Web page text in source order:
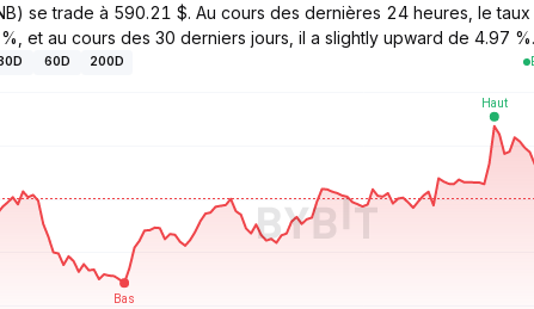
se trade à 590.21 $. Au cours des dernières 24 heures, le
et au cours des 30 derniers jours, il a slightly upward de 4.97 %.
60D 200D